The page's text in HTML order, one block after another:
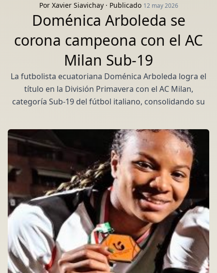
Por Xavier Siavichay· Publicado 12 may 2026
Doménica Arboleda se
corona campeona con el AC
Milan Sub-19
La futbolista ecuatoriana Doménica Arboleda logra el
título en la División Primavera con el AC Milan,
categoría Sub-19 del fútbol italiano, consolidando su